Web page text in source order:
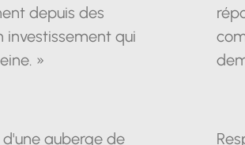
depuis des
investissement qui
»
auberge de